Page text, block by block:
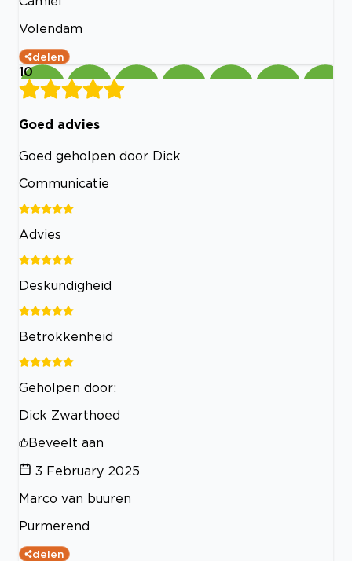
Volendam
delen
10
Goed advies
Goed geholpen door Dick
Communicatie
Advies
Deskundigheid
Betrokkenheid
Geholpen door:
Dick Zwarthoed
Beveelt aan
3 February 2025
Marco van buuren
Purmerend
delen